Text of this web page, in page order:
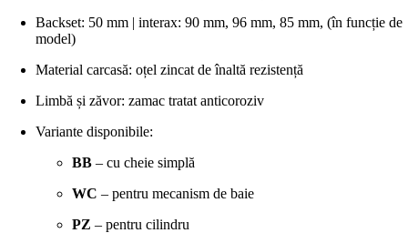
Backset: 50 mm | interax: 90 mm, 96 mm, 85 mm, (în funcție de
model)
Material carcasă: oțel zincat de înaltă rezistență
Limbă și zăvor: zamac tratat anticoroziv
Variante disponibile:
BB – cu cheie simplă
WC – pentru mecanism de baie
PZ – pentru cilindru